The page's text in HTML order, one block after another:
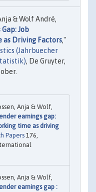
& Wolf André,
Job
as Driving Factors,"
(Jahrbuecher
, De Gruyter,
Anja & Wolf,
earnings gap:
time as driving
Papers 176,
Anja & Wolf,
earnings gap :